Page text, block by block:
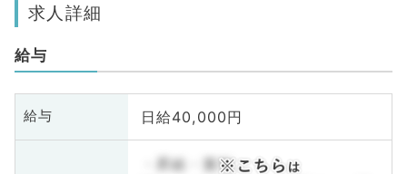
求人詳細
給与
給与 日給40,000円
・昇給・賞与